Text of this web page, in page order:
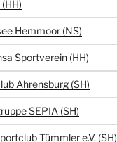
Hemmoor (NS)
Sportverein (HH)
Ahrensburg (SH)
SEPIA (SH)
Tümmler e.V. (SH)